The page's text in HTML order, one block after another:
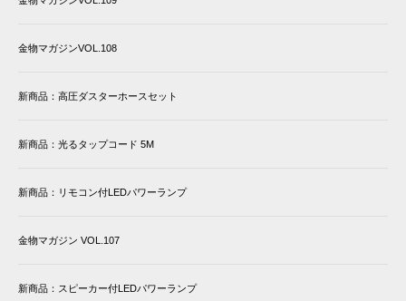
金物マガジンVOL.108
新商品：高圧ダスターホースセット
新商品：光るタップコード 5M
新商品：リモコン付LEDパワーランプ
金物マガジン VOL.107
新商品：スピーカー付LEDパワーランプ